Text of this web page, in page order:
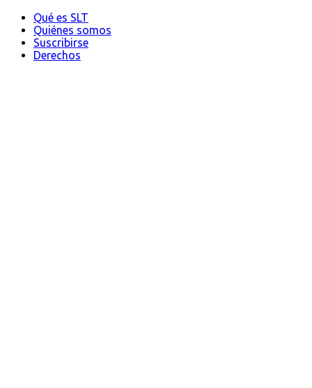
Qué es SLT
Quiénes somos
Suscribirse
Derechos